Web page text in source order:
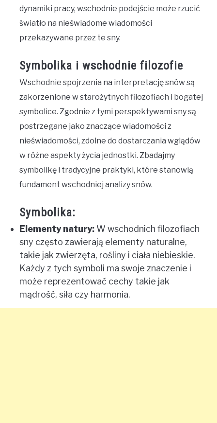
dynamiki pracy, wschodnie podejście może rzucić
światło na nieświadome wiadomości
przekazywane przez te sny.
Symbolika i wschodnie filozofie
Wschodnie spojrzenia na interpretację snów są
zakorzenione w starożytnych filozofiach i bogatej
symbolice. Zgodnie z tymi perspektywami sny są
postrzegane jako znaczące wiadomości z
nieświadomości, zdolne do dostarczania wglądów
w różne aspekty życia jednostki. Zbadajmy
symbolikę i tradycyjne praktyki, które stanowią
fundament wschodniej analizy snów.
Symbolika:
Elementy natury: W wschodnich filozofiach
sny często zawierają elementy naturalne,
takie jak zwierzęta, rośliny i ciała niebieskie.
Każdy z tych symboli ma swoje znaczenie i
może reprezentować cechy takie jak
mądrość, siła czy harmonia.